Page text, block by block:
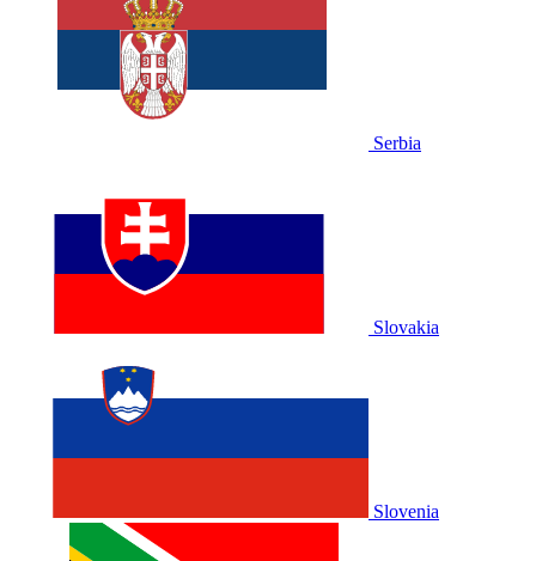
Serbia
Slovakia
Slovenia